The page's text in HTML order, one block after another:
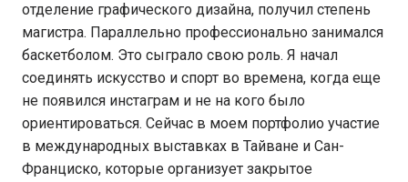
отделение графического дизайна, получил степень
магистра. Параллельно профессионально занимался
баскетболом. Это сыграло свою роль. Я начал
соединять искусство и спорт во времена, когда еще
не появился инстаграм и не на кого было
ориентироваться. Сейчас в моем портфолио участие
в международных выставках в Тайване и Сан-
Франциско, которые организует закрытое